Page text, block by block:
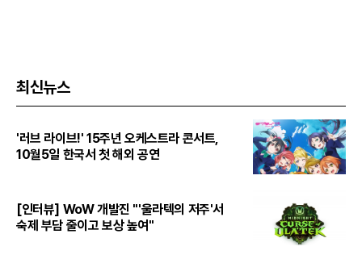
최신뉴스
'러브 라이브!' 15주년 오케스트라 콘서트,
10월5일 한국서 첫 해외 공연
[인터뷰] WoW 개발진 "'울라텍의 저주'서
숙제 부담 줄이고 보상 높여"